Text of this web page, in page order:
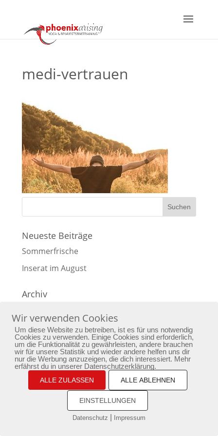
medi-vertrauen
Neueste Beiträge
Sommerfrische
Inserat im August
Archiv
Home Yoga
Bewusstseinstraining
Passion
Aktuelles Newsletter
Kontakt
Impressum
Datenschutz
copyright by phoenixarising.de
Wir verwenden Cookies
Um diese Website zu betreiben, ist es für uns notwendig
Cookies zu verwenden. Einige Cookies sind erforderlich,
um die Funktionalität zu gewährleisten, andere brauchen
wir für unsere Statistik und wieder andere helfen uns dir
nur die Werbung anzuzeigen, die dich interessiert. Mehr
erfährst du in unserer Datenschutzerklärung.
ALLE ZULASSEN ALLE ABLEHNEN
EINSTELLUNGEN
Datenschutz Impressum